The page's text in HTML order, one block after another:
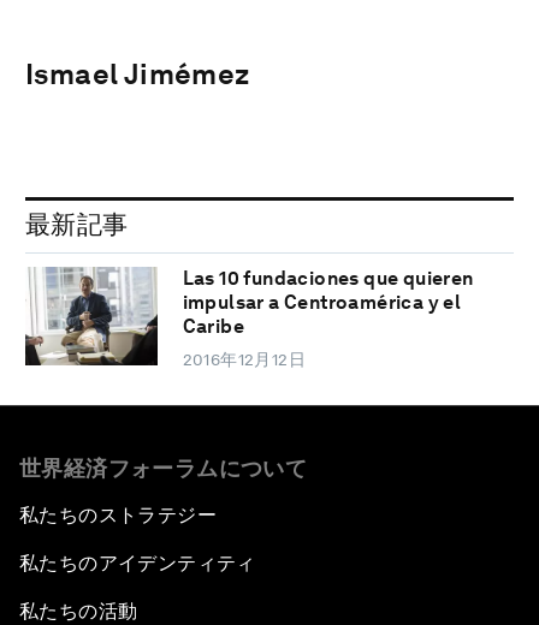
Ismael Jimémez
最新記事
Las 10 fundaciones que quieren
impulsar a Centroamérica y el
Caribe
2016年12月12日
世界経済フォーラムについて
私たちのストラテジー
私たちのアイデンティティ
私たちの活動